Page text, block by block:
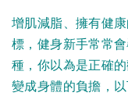
增肌減脂、擁有健
標，健身新手常常
種，你以為是正確
變成身體的負擔，